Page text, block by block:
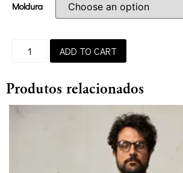
Moldura
ADD TO CART
Produtos relacionados